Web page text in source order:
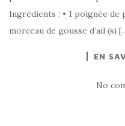
Ingrédients : • 1 poignée
morceau de gousse d’ail (si
EN
No